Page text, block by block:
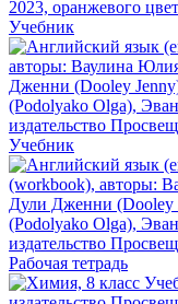
Учебник
Учебник
Рабочая тетрадь